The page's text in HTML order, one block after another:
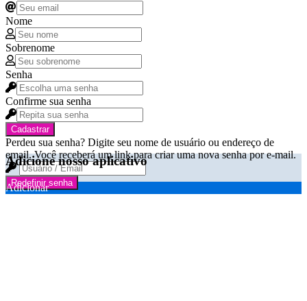
Nome
Sobrenome
Senha
Confirme sua senha
Cadastrar
Perdeu sua senha? Digite seu nome de usuário ou endereço de
email. Você receberá um link para criar uma nova senha por e-mail.
Redefinir senha
Adicione nosso aplicativo
Adicionar